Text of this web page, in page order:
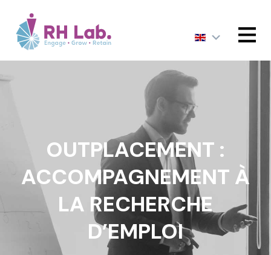
MENU
OUTPLACEMENT :
ACCOMPAGNEMENT À
LA RECHERCHE
D’EMPLOI